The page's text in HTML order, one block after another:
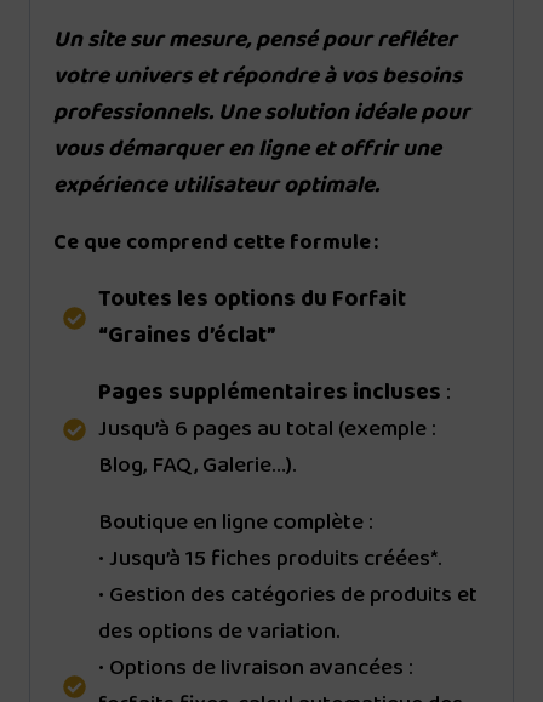
Un site sur mesure, pensé pour refléter
votre univers et répondre à vos besoins
professionnels. Une solution idéale pour
vous démarquer en ligne et offrir une
expérience utilisateur optimale.
Ce que comprend cette formule :
Toutes les options du Forfait
“Graines d’éclat”
Pages supplémentaires incluses :
Jusqu’à 6 pages au total (exemple :
Blog, FAQ, Galerie…).
Boutique en ligne complète :
• Jusqu’à 15 fiches produits créées*.
• Gestion des catégories de produits et
des options de variation.
• Options de livraison avancées :